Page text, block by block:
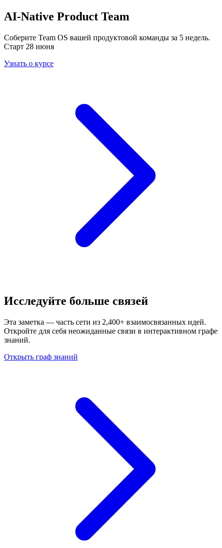
AI-Native Product Team
Соберите Team OS вашей продуктовой команды за 5 недель.
Старт 28 июня
Узнать о курсе
Исследуйте больше связей
Эта заметка — часть сети из 2,400+ взаимосвязанных идей.
Откройте для себя неожиданные связи в интерактивном графе
знаний.
Открыть граф знаний